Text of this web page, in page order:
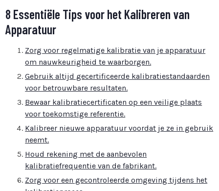
8 Essentiële Tips voor het Kalibreren van
Apparatuur
Zorg voor regelmatige kalibratie van je apparatuur
om nauwkeurigheid te waarborgen.
Gebruik altijd gecertificeerde kalibratiestandaarden
voor betrouwbare resultaten.
Bewaar kalibratiecertificaten op een veilige plaats
voor toekomstige referentie.
Kalibreer nieuwe apparatuur voordat je ze in gebruik
neemt.
Houd rekening met de aanbevolen
kalibratiefrequentie van de fabrikant.
Zorg voor een gecontroleerde omgeving tijdens het